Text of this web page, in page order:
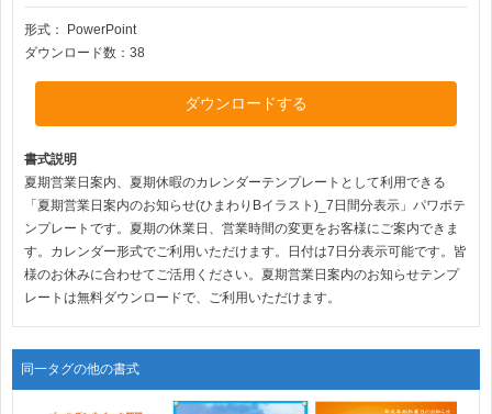
形式：
PowerPoint
ダウンロード数：38
ダウンロードする
書式説明
夏期営業日案内、夏期休暇のカレンダーテンプレートとして利用できる
「夏期営業日案内のお知らせ(ひまわりBイラスト)_7日間分表示」パワポテ
ンプレートです。夏期の休業日、営業時間の変更をお客様にご案内できま
す。カレンダー形式でご利用いただけます。日付は7日分表示可能です。皆
様のお休みに合わせてご活用ください。夏期営業日案内のお知らせテンプ
レートは無料ダウンロードで、ご利用いただけます。
同一タグの他の書式